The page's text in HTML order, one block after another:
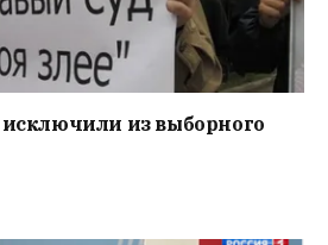
из выборного